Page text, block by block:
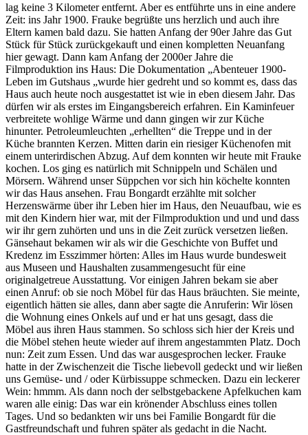
lag keine 3 Kilometer entfernt. Aber es entführte uns in eine andere
Zeit: ins Jahr 1900. Frauke begrüßte uns herzlich und auch ihre
Eltern kamen bald dazu. Sie hatten Anfang der 90er Jahre das Gut
Stück für Stück zurückgekauft und einen kompletten Neuanfang
hier gewagt. Dann kam Anfang der 2000er Jahre die
Filmproduktion ins Haus: Die Dokumentation „Abenteuer 1900-
Leben im Gutshaus „wurde hier gedreht und so kommt es, dass das
Haus auch heute noch ausgestattet ist wie in eben diesem Jahr. Das
dürfen wir als erstes im Eingangsbereich erfahren. Ein Kaminfeuer
verbreitete wohlige Wärme und dann gingen wir zur Küche
hinunter. Petroleumleuchten „erhellten“ die Treppe und in der
Küche brannten Kerzen. Mitten darin ein riesiger Küchenofen mit
einem unterirdischen Abzug. Auf dem konnten wir heute mit Frauke
kochen. Los ging es natürlich mit Schnippeln und Schälen und
Mörsern. Während unser Süppchen vor sich hin köchelte konnten
wir das Haus ansehen. Frau Bongardt erzählte mit solcher
Herzenswärme über ihr Leben hier im Haus, den Neuaufbau, wie es
mit den Kindern hier war, mit der Filmproduktion und und und dass
wir ihr gern zuhörten und uns in die Zeit zurück versetzen ließen.
Gänsehaut bekamen wir als wir die Geschichte von Buffet und
Kredenz im Esszimmer hörten: Alles im Haus wurde bundesweit
aus Museen und Haushalten zusammengesucht für eine
originalgetreue Ausstattung. Vor einigen Jahren bekam sie aber
einen Anruf: ob sie noch Möbel für das Haus bräuchten. Sie meinte,
eigentlich hätten sie alles, dann aber sagte die Anruferin: Wir lösen
die Wohnung eines Onkels auf und er hat uns gesagt, dass die
Möbel aus ihren Haus stammen. So schloss sich hier der Kreis und
die Möbel stehen heute wieder auf ihrem angestammten Platz. Doch
nun: Zeit zum Essen. Und das war ausgesprochen lecker. Frauke
hatte in der Zwischenzeit die Tische liebevoll gedeckt und wir ließen
uns Gemüse- und / oder Kürbissuppe schmecken. Dazu ein leckerer
Wein: hmmm. Als dann noch der selbstgebackene Apfelkuchen kam
waren alle einig: Das war ein krönender Abschluss eines tollen
Tages. Und so bedankten wir uns bei Familie Bongardt für die
Gastfreundschaft und fuhren später als gedacht in die Nacht.